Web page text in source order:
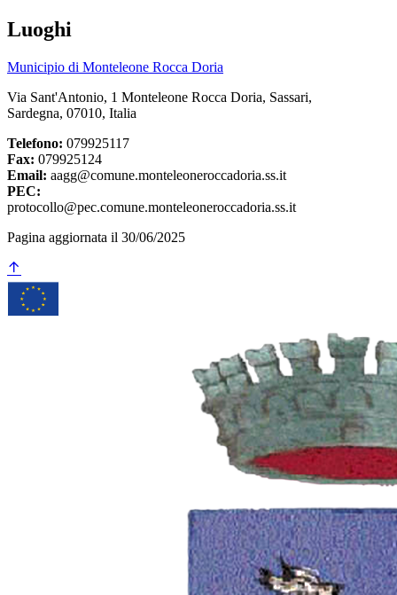
Luoghi
Municipio di Monteleone Rocca Doria
Via Sant'Antonio, 1 Monteleone Rocca Doria, Sassari,
Sardegna, 07010, Italia
Telefono: 079925117
Fax: 079925124
Email: aagg@comune.monteleoneroccadoria.ss.it
PEC:
protocollo@pec.comune.monteleoneroccadoria.ss.it
Pagina aggiornata il 30/06/2025